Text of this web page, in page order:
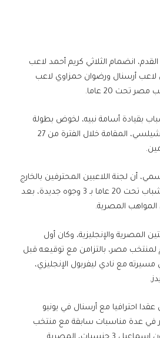
انضمام الثلاثي كريم أحمد لاعب
لاعب أرسنال ورضوان حمزاوي لاعب
تحت 20 عاما.
بقيادة أسامة نبيه، لخوض بطولة
كأس العالم للشباب في تشيلسي، المقامة خلال الفترة من 27
أن لجنة اللاعبين المحترفين بالخارج
نجحت، في دعم منتخب الشباب تحت 20 عاما بـ 3 وجوه جديدة، بعد
المصرية.
المصرية والإنجليزية، وكان أول
لمنتخب مصر، بالتزامن مع توقيعه قبل
مسيرته مع نادي ليفربول الإنجليزي،
احترافيا مع أرسنال في يونيو
في عدة مناسبات سابقة مع منتخب